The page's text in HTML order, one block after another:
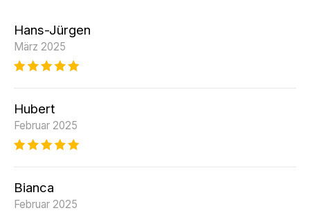
Hans-Jürgen
März 2025
Hubert
Februar 2025
Bianca
Februar 2025